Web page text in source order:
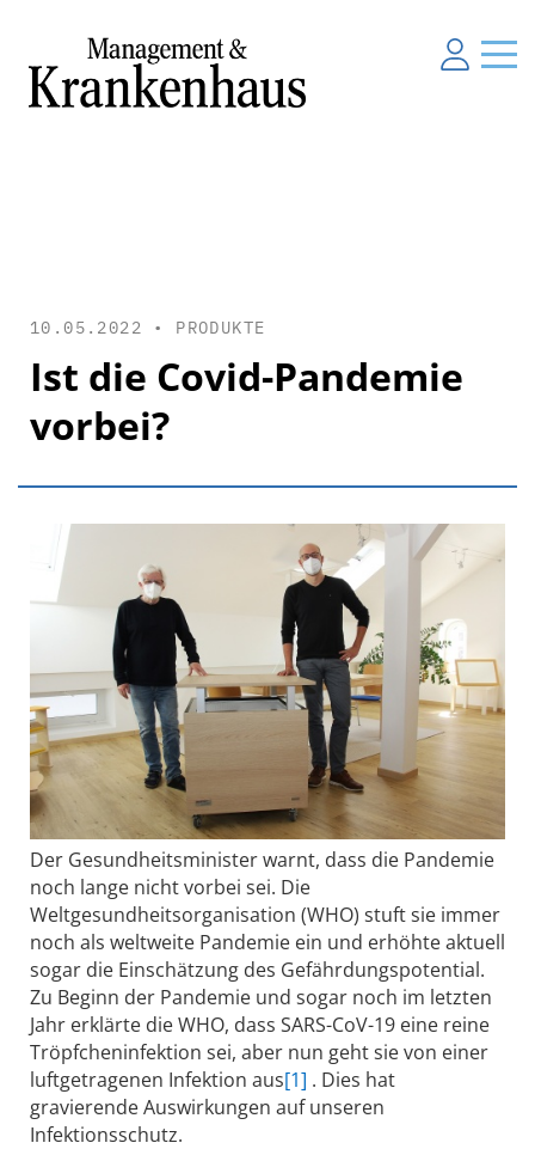
10.05.2022 • PRODUKTE
Ist die Covid-Pandemie
vorbei?
Der Gesundheitsminister warnt, dass die Pandemie
noch lange nicht vorbei sei. Die
Weltgesundheitsorganisation (WHO) stuft sie immer
noch als weltweite Pandemie ein und erhöhte aktuell
sogar die Einschätzung des Gefährdungspotential.
Zu Beginn der Pandemie und sogar noch im letzten
Jahr erklärte die WHO, dass SARS-CoV-19 eine reine
Tröpfcheninfektion sei, aber nun geht sie von einer
luftgetragenen Infektion aus[1] . Dies hat
gravierende Auswirkungen auf unseren
Infektionsschutz.